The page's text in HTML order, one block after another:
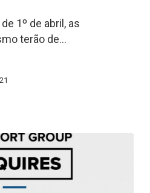
1º de abril, as
terão de…